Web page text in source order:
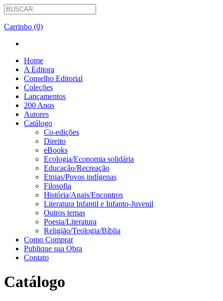
Carrinho (0)
Home
A Editora
Conselho Editorial
Coleções
Lançamentos
200 Anos
Autores
Catálogo
Co-edições
Direito
eBooks
Ecologia/Economia solidária
Educação/Recreação
Etnias/Povos indígenas
Filosofia
História/Anais/Encontros
Literatura Infantil e Infanto-Juvenil
Outros temas
Poesia/Literatura
Religião/Teologia/Bíblia
Como Comprar
Publique sua Obra
Contato
Catálogo